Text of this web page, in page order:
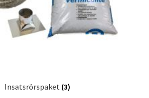
Insatsrörspaket (3)